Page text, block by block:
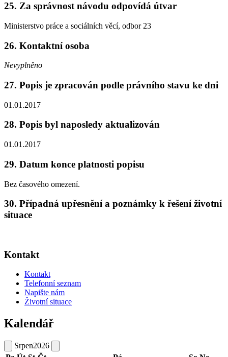
25. Za správnost návodu odpovídá útvar
Ministerstvo práce a sociálních věcí, odbor 23
26. Kontaktní osoba
Nevyplněno
27. Popis je zpracován podle právního stavu ke dni
01.01.2017
28. Popis byl naposledy aktualizován
01.01.2017
29. Datum konce platnosti popisu
Bez časového omezení.
30. Případná upřesnění a poznámky k řešení životní
situace
Kontakt
Kontakt
Telefonní seznam
Napište nám
Životní situace
Kalendář
Srpen2026